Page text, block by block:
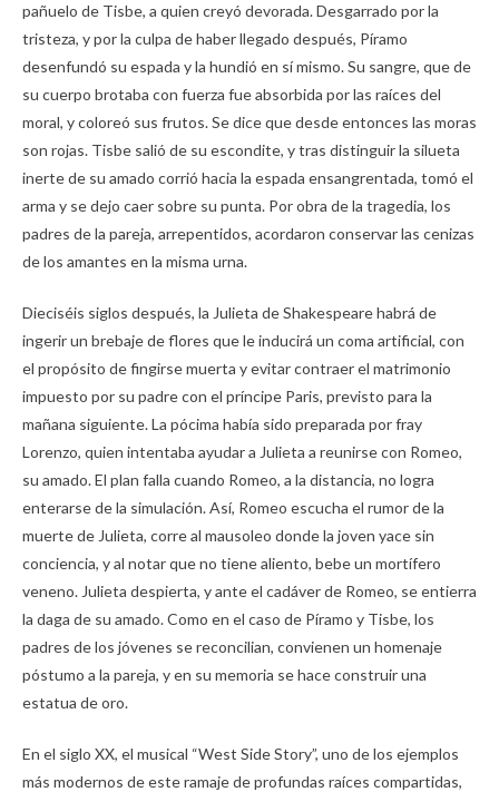
pañuelo de Tisbe, a quien creyó devorada. Desgarrado por la
tristeza, y por la culpa de haber llegado después, Píramo
desenfundó su espada y la hundió en sí mismo. Su sangre, que de
su cuerpo brotaba con fuerza fue absorbida por las raíces del
moral, y coloreó sus frutos. Se dice que desde entonces las moras
son rojas. Tisbe salió de su escondite, y tras distinguir la silueta
inerte de su amado corrió hacia la espada ensangrentada, tomó el
arma y se dejo caer sobre su punta. Por obra de la tragedia, los
padres de la pareja, arrepentidos, acordaron conservar las cenizas
de los amantes en la misma urna.
Dieciséis siglos después, la Julieta de Shakespeare habrá de
ingerir un brebaje de flores que le inducirá un coma artificial, con
el propósito de fingirse muerta y evitar contraer el matrimonio
impuesto por su padre con el príncipe Paris, previsto para la
mañana siguiente. La pócima había sido preparada por fray
Lorenzo, quien intentaba ayudar a Julieta a reunirse con Romeo,
su amado. El plan falla cuando Romeo, a la distancia, no logra
enterarse de la simulación. Así, Romeo escucha el rumor de la
muerte de Julieta, corre al mausoleo donde la joven yace sin
conciencia, y al notar que no tiene aliento, bebe un mortífero
veneno. Julieta despierta, y ante el cadáver de Romeo, se entierra
la daga de su amado. Como en el caso de Píramo y Tisbe, los
padres de los jóvenes se reconcilian, convienen un homenaje
póstumo a la pareja, y en su memoria se hace construir una
estatua de oro.
En el siglo XX, el musical “West Side Story”, uno de los ejemplos
más modernos de este ramaje de profundas raíces compartidas,